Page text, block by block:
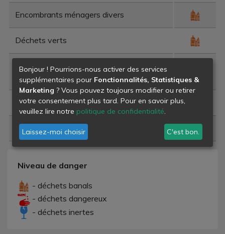
Encombrants ménagers divers
Déchets verts
Déchets de constructions et de démolition
en mélange
Déchets de plâtre
Déchets de construction et de démolition
Niveau de danger
- déchets banals
- déchets dangereux
- déchets inertes
Bonjour ! Pourrions-nous activer des services
supplémentaires pour Fonctionnalités, Statistiques &
Marketing ? Vous pouvez toujours modifier ou retirer
votre consentement plus tard. Pour en savoir plus,
veuillez lire notre politique de confidentialité.
Laissez-moi choisir C'est bon.